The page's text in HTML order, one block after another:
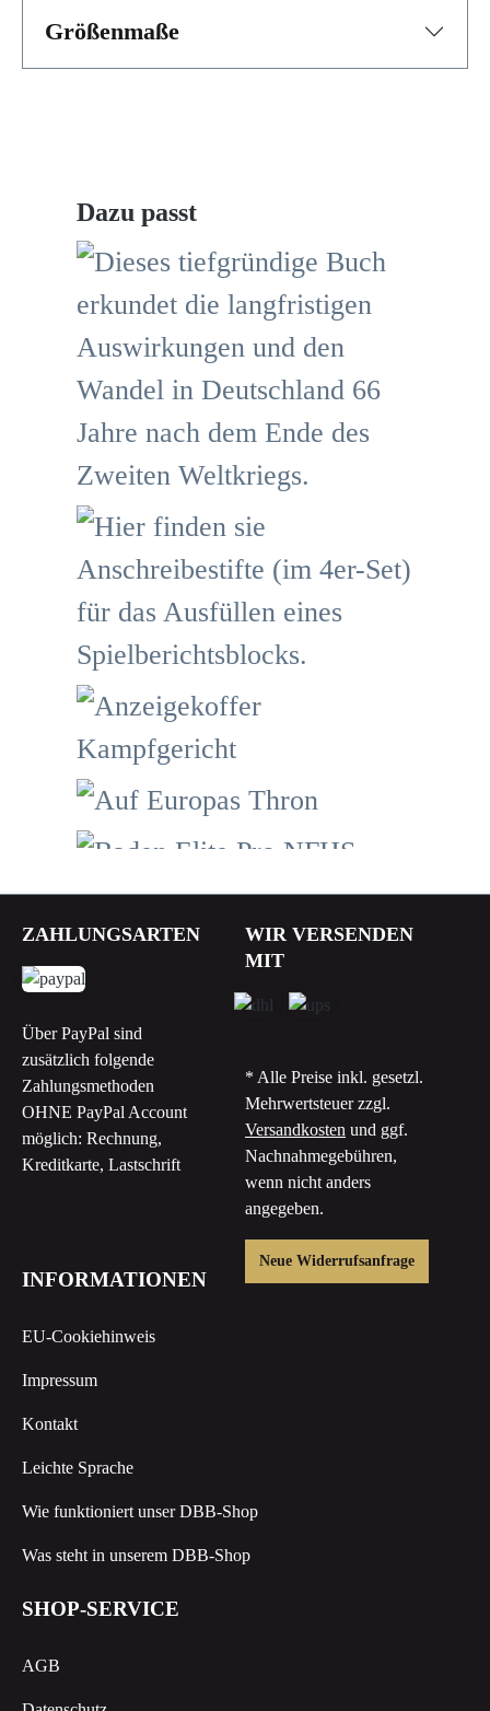
Größenmaße
Produktgalerie überspringen
Dazu passt
ZAHLUNGSARTEN
Über PayPal sind
zusätzlich folgende
Zahlungsmethoden
OHNE PayPal Account
möglich: Rechnung,
Kreditkarte, Lastschrift
WIR VERSENDEN
MIT
* Alle Preise inkl. gesetzl.
Mehrwertsteuer zzgl.
Versandkosten und ggf.
Nachnahmegebühren,
wenn nicht anders
angegeben.
Neue Widerrufsanfrage
INFORMATIONEN
EU-Cookiehinweis
Impressum
Kontakt
Leichte Sprache
Wie funktioniert unser DBB-Shop
Was steht in unserem DBB-Shop
SHOP-SERVICE
AGB